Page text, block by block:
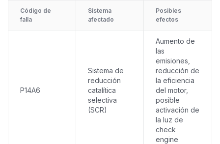
Código de
falla
Sistema
afectado
Posibles
efectos
P14A6
Sistema de
reducción
catalítica
selectiva
(SCR)
Aumento de
las
emisiones,
reducción de
la eficiencia
del motor,
posible
activación de
la luz de
check
engine